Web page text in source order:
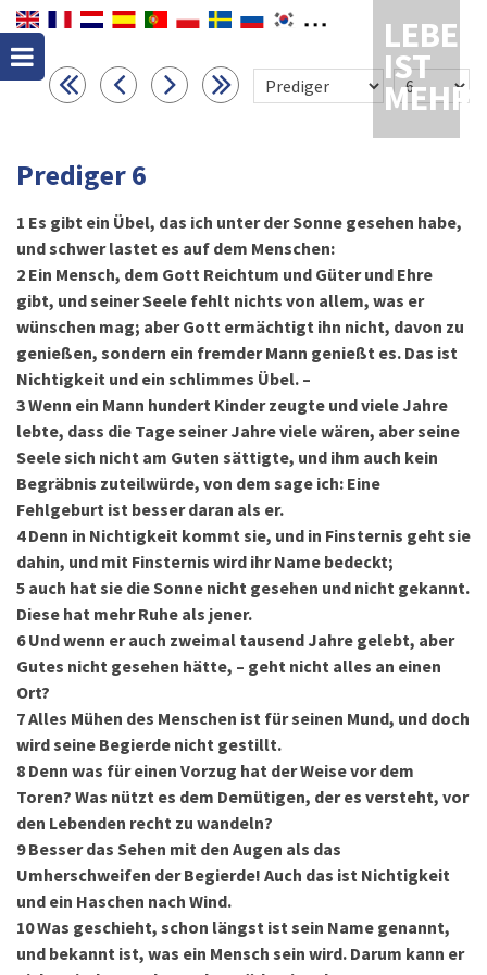
LEBEN
IST
MEHR
Prediger 6
1 Es gibt ein Übel, das ich unter der Sonne gesehen habe,
und schwer lastet es auf dem Menschen:
2 Ein Mensch, dem Gott Reichtum und Güter und Ehre
gibt, und seiner Seele fehlt nichts von allem, was er
wünschen mag; aber Gott ermächtigt ihn nicht, davon zu
genießen, sondern ein fremder Mann genießt es. Das ist
Nichtigkeit und ein schlimmes Übel. –
3Wenn ein Mann hundert Kinder zeugte und viele Jahre
lebte, dass die Tage seiner Jahre viele wären, aber seine
Seele sich nicht am Guten sättigte, und ihm auch kein
Begräbnis zuteilwürde, von dem sage ich: Eine
Fehlgeburt ist besser daran als er.
4 Denn in Nichtigkeit kommt sie, und in Finsternis geht sie
dahin, und mit Finsternis wird ihr Name bedeckt;
5 auch hat sie die Sonne nicht gesehen und nicht gekannt.
Diese hat mehr Ruhe als jener.
6 Und wenn er auch zweimal tausend Jahre gelebt, aber
Gutes nicht gesehen hätte, – geht nicht alles an einen
Ort?
7Alles Mühen des Menschen ist für seinen Mund, und doch
wird seine Begierde nicht gestillt.
8 Denn was für einen Vorzug hat der Weise vor dem
Toren? Was nützt es dem Demütigen, der es versteht, vor
den Lebenden recht zu wandeln?
9 Besser das Sehen mit den Augen als das
Umherschweifen der Begierde! Auch das ist Nichtigkeit
und ein Haschen nach Wind.
10Was geschieht, schon längst ist sein Name genannt,
und bekannt ist, was ein Mensch sein wird. Darum kann er